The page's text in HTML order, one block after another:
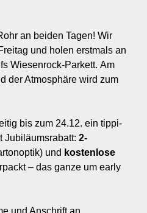
an beiden Tagen! Wir
und holen erstmals an
Wiesenrock-Parkett. Am
der Atmosphäre wird zum
bis zum 24.12. ein tippi-
Jubiläumsrabatt: 2-
und kostenlose
– das ganze um early
und Anschrift an